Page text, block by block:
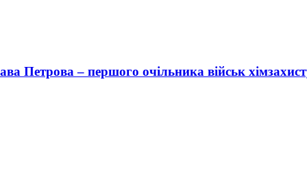
Петрова – першого очільника військ